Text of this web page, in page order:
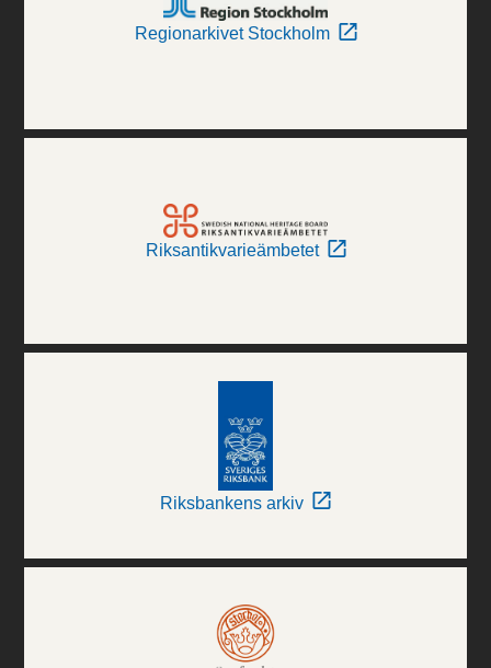
Regionarkivet Stockholm
Riksantikvarieämbetet
Riksbankens arkiv